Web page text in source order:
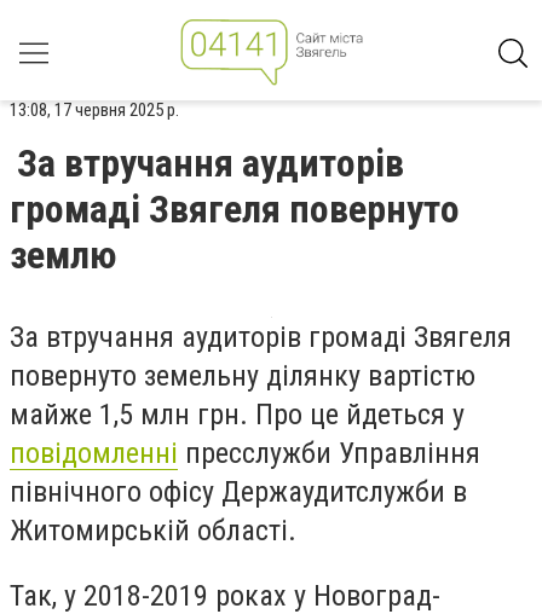
13:08, 17 червня 2025 р.
За втручання аудиторів
громаді Звягеля повернуто
землю
За втручання аудиторів громаді Звягеля
повернуто земельну ділянку вартістю
майже 1,5 млн грн. Про це йдеться у
повідомленні пресслужби Управління
північного офісу Держаудитслужби в
Житомирській області.
Так, у 2018-2019 роках у Новоград-